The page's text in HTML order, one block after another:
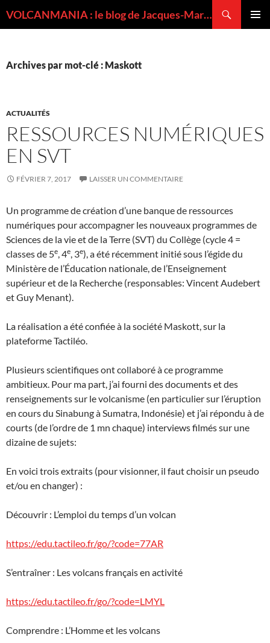
VOLCANMANIA : le blog de Jacques-Marie BARDINTZEFF, volcanologue
Archives par mot-clé : Maskott
ACTUALITÉS
RESSOURCES NUMÉRIQUES
EN SVT
FÉVRIER 7, 2017 LAISSER UN COMMENTAIRE
Un programme de création d’une banque de ressources
numériques pour accompagner les nouveaux programmes de
Sciences de la vie et de la Terre (SVT) du Collège (cycle 4 =
classes de 5e, 4e, 3e), a été récemment initié sous l’égide du
Ministère de l’Éducation nationale, de l’Enseignement
supérieur et de la Recherche (responsables: Vincent Audebert
et Guy Menant).
La réalisation a été confiée à la société Maskott, sur la
plateforme Tactiléo.
Plusieurs scientifiques ont collaboré à ce programme
ambitieux. Pour ma part, j’ai fourni des documents et des
renseignements sur le volcanisme (en particulier sur l’éruption
en cours du Sinabung à Sumatra, Indonésie) et j’ai répondu à de
courts (de l’ordre de 1 mn chaque) interviews filmés sur une
dizaine de sujets:
En voici trois extraits (pour visionner, il faut choisir un pseudo
et/ou en changer) :
Découvrir : L’emploi du temps d’un volcan
https://edu.tactileo.fr/go/?code=77AR
S’entraîner : Les volcans français en activité
https://edu.tactileo.fr/go/?code=LMYL
Comprendre : L’Homme et les volcans